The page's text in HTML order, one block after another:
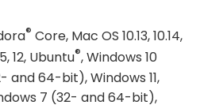
® Core, Mac OS 10.13, 10.14,
12, Ubuntu®, Windows 10
and 64-bit), Windows 11,
7 (32- and 64-bit),